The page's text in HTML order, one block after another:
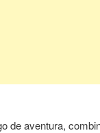
de aventura,